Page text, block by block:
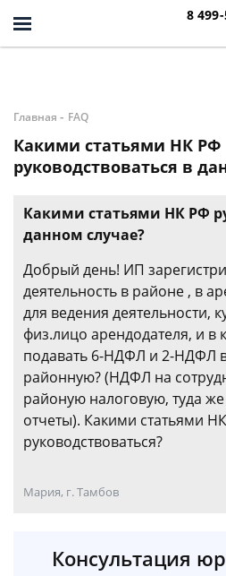
8
Главная - FAQ
Какими статьями НК РФ
руководствоваться в
Какими статьями НК РФ
данном случае?
Добрый день! ИП
деятельность в районе , в
для ведения деятельности,
физ.лицо арендодателя, и в
подавать 6-НДФЛ и 2-НДФЛ
районную? (НДФЛ на
районую налоговую, туда
отчеты). Какими статьями
руководствоваться?
Мария, г. Тамбов
Консультация